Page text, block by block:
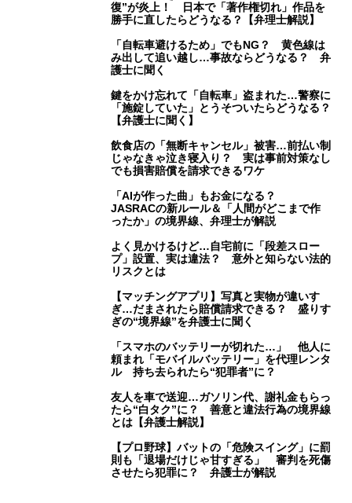
復”が炎上！ 日本で「著作権切れ」作品を
勝手に直したらどうなる？【弁理士解説】
「自転車避けるため」でもNG？ 黄色線は
み出して追い越し…事故ならどうなる？ 弁
護士に聞く
鍵をかけ忘れて「自転車」盗まれた…警察に
「施錠していた」とうそついたらどうなる？
【弁護士に聞く】
飲食店の「無断キャンセル」被害…前払い制
じゃなきゃ泣き寝入り？ 実は事前対策なし
でも損害賠償を請求できるワケ
「AIが作った曲」もお金になる？
JASRACの新ルール＆「人間がどこまで作
ったか」の境界線、弁理士が解説
よく見かけるけど…自宅前に「段差スロー
プ」設置、実は違法？ 意外と知らない法的
リスクとは
【マッチングアプリ】写真と実物が違いす
ぎ…だまされたら賠償請求できる？ 盛りす
ぎの“境界線”を弁護士に聞く
「スマホのバッテリーが切れた…」 他人に
頼まれ「モバイルバッテリー」を代理レンタ
ル 持ち去られたら“犯罪者”に？
友人を車で送迎…ガソリン代、謝礼金もらっ
たら“白タク”に？ 善意と違法行為の境界線
とは【弁護士解説】
【プロ野球】バットの「危険スイング」に罰
則も「退場だけじゃ甘すぎる」 審判を死傷
させたら犯罪に？ 弁護士が解説